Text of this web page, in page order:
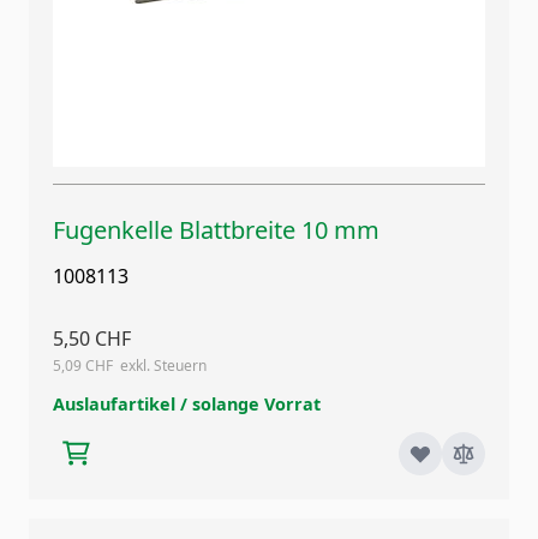
Fugenkelle Blattbreite 10 mm
1008113
5,50 CHF
5,09 CHF
Auslaufartikel / solange Vorrat